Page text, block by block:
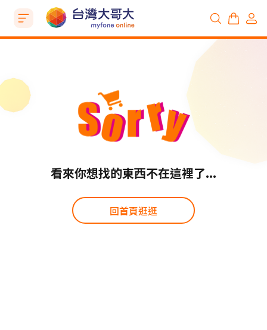
看來你想找的東西不在這裡了...
回首頁逛逛